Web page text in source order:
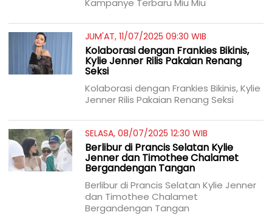
Kampanye Terbaru Miu Miu
JUM'AT, 11/07/2025 09:30 WIB
Kolaborasi dengan Frankies Bikinis,
Kylie Jenner Rilis Pakaian Renang
Seksi
Kolaborasi dengan Frankies Bikinis, Kylie
Jenner Rilis Pakaian Renang Seksi
SELASA, 08/07/2025 12:30 WIB
Berlibur di Prancis Selatan Kylie
Jenner dan Timothee Chalamet
Bergandengan Tangan
Berlibur di Prancis Selatan Kylie Jenner
dan Timothee Chalamet
Bergandengan Tangan